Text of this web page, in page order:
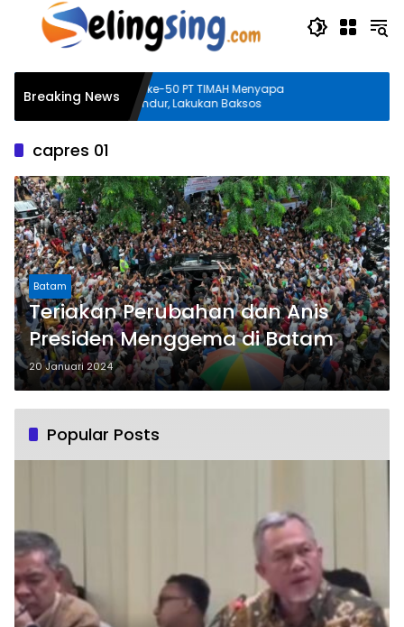
Langsung
Breaking News
Bulan Bakti HUT ke-50 PT TIMAH Menyapa
Masyarakat Kundur, Lakukan Baksos
capres 01
Batam
Teriakan Perubahan dan Anis
Presiden Menggema di Batam
20 Januari 2024
Popular Posts